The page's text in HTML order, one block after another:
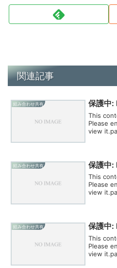
関連記事
組み合わせ共有 保護中
This
Please
view
組み合わせ共有 保護中
This
Please
view
組み合わせ共有 保護中
This
Please
view